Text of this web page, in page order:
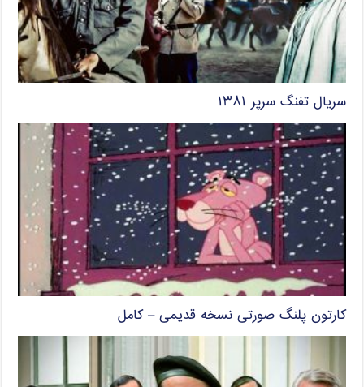
سریال تفنگ سرپر ۱۳۸۱
کارتون پلنگ صورتی نسخه قدیمی – کامل